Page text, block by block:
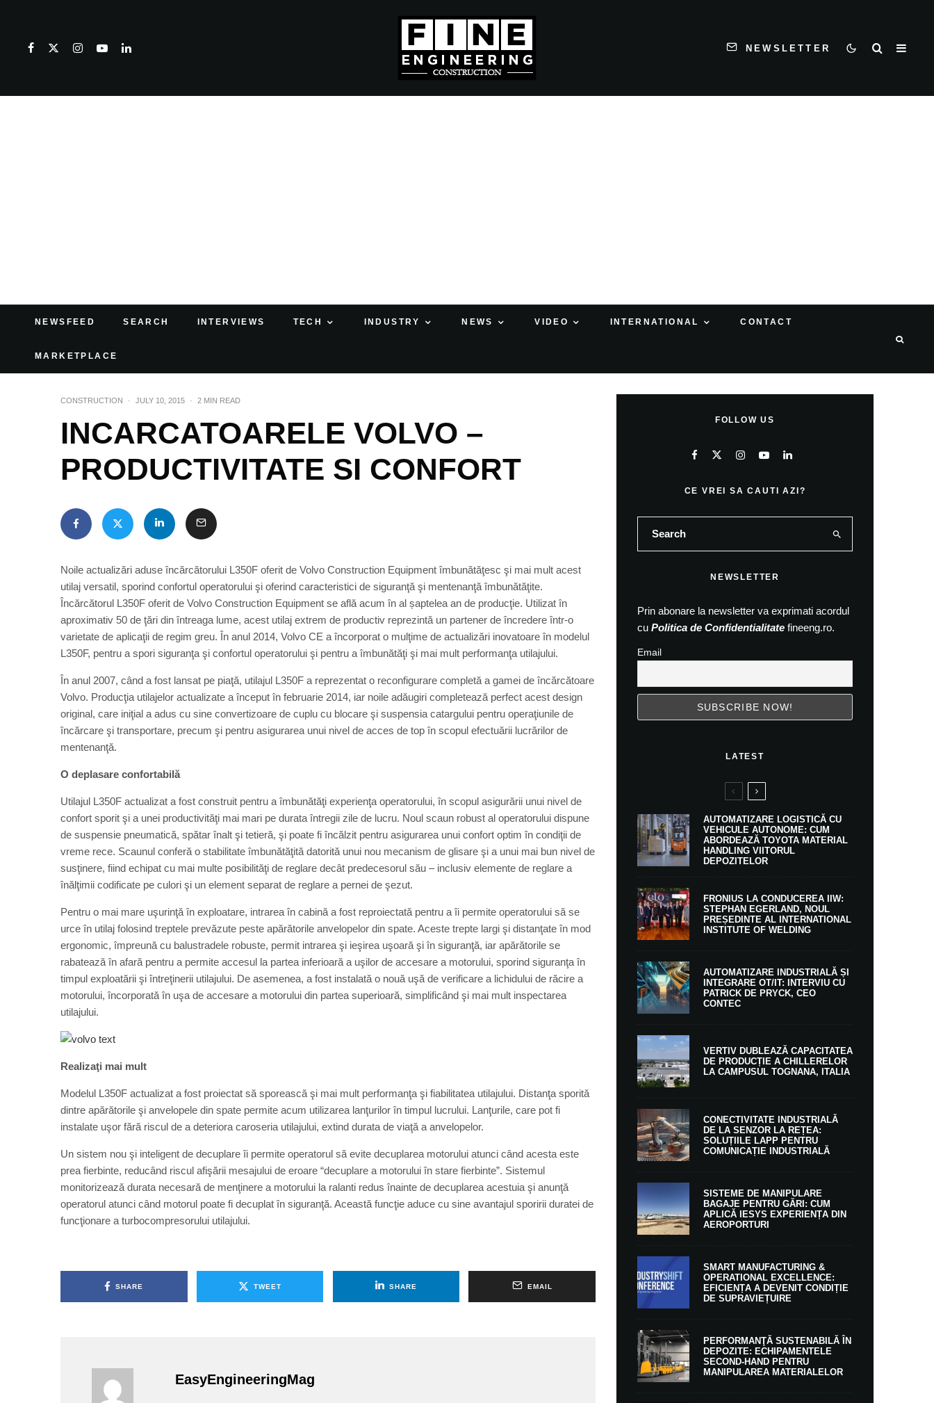
NEWSLETTER
NEWSFEED SEARCH INTERVIEWS TECH INDUSTRY NEWS VIDEO INTERNATIONAL CONTACT
MARKETPLACE
CONSTRUCTION · JULY 10, 2015 · 2 MIN READ
INCARCATOARELE VOLVO –
PRODUCTIVITATE SI CONFORT
Noile actualizări aduse încărcătorului L350F oferit de Volvo Construction Equipment îmbunătăţesc şi mai mult acest
utilaj versatil, sporind confortul operatorului şi oferind caracteristici de siguranţă şi mentenanţă îmbunătăţite.
Încărcătorul L350F oferit de Volvo Construction Equipment se află acum în al șaptelea an de producţie. Utilizat în
aproximativ 50 de ţări din întreaga lume, acest utilaj extrem de productiv reprezintă un partener de încredere într-o
varietate de aplicaţii de regim greu. În anul 2014, Volvo CE a încorporat o mulţime de actualizări inovatoare în modelul
L350F, pentru a spori siguranţa şi confortul operatorului şi pentru a îmbunătăţi şi mai mult performanţa utilajului.
În anul 2007, când a fost lansat pe piaţă, utilajul L350F a reprezentat o reconfigurare completă a gamei de încărcătoare
Volvo. Producţia utilajelor actualizate a început în februarie 2014, iar noile adăugiri completează perfect acest design
original, care iniţial a adus cu sine convertizoare de cuplu cu blocare şi suspensia catargului pentru operaţiunile de
încărcare şi transportare, precum şi pentru asigurarea unui nivel de acces de top în scopul efectuării lucrărilor de
mentenanţă.
O deplasare confortabilă
Utilajul L350F actualizat a fost construit pentru a îmbunătăţi experienţa operatorului, în scopul asigurării unui nivel de
confort sporit şi a unei productivităţi mai mari pe durata întregii zile de lucru. Noul scaun robust al operatorului dispune
de suspensie pneumatică, spătar înalt şi tetieră, şi poate fi încălzit pentru asigurarea unui confort optim în condiţii de
vreme rece. Scaunul conferă o stabilitate îmbunătăţită datorită unui nou mecanism de glisare şi a unui mai bun nivel de
susţinere, fiind echipat cu mai multe posibilităţi de reglare decât predecesorul său – inclusiv elemente de reglare a
înălţimii codificate pe culori şi un element separat de reglare a pernei de şezut.
Pentru o mai mare uşurinţă în exploatare, intrarea în cabină a fost reproiectată pentru a îi permite operatorului să se
urce în utilaj folosind treptele prevăzute peste apărătorile anvelopelor din spate. Aceste trepte largi şi distanţate în mod
ergonomic, împreună cu balustradele robuste, permit intrarea şi ieşirea uşoară şi în siguranţă, iar apărătorile se
rabatează în afară pentru a permite accesul la partea inferioară a uşilor de accesare a motorului, sporind siguranţa în
timpul exploatării şi întreţinerii utilajului. De asemenea, a fost instalată o nouă uşă de verificare a lichidului de răcire a
motorului, încorporată în uşa de accesare a motorului din partea superioară, simplificând şi mai mult inspectarea
utilajului.
Realizaţi mai mult
Modelul L350F actualizat a fost proiectat să sporească şi mai mult performanţa şi fiabilitatea utilajului. Distanţa sporită
dintre apărătorile şi anvelopele din spate permite acum utilizarea lanţurilor în timpul lucrului. Lanţurile, care pot fi
instalate uşor fără riscul de a deteriora caroseria utilajului, extind durata de viaţă a anvelopelor.
Un sistem nou şi inteligent de decuplare îi permite operatorul să evite decuplarea motorului atunci când acesta este
prea fierbinte, reducând riscul afişării mesajului de eroare “decuplare a motorului în stare fierbinte”. Sistemul
monitorizează durata necesară de menţinere a motorului la ralanti redus înainte de decuplarea acestuia şi anunţă
operatorul atunci când motorul poate fi decuplat în siguranţă. Această funcţie aduce cu sine avantajul sporirii duratei de
funcţionare a turbocompresorului utilajului.
SHARE TWEET SHARE EMAIL
EasyEngineeringMag
FOLLOW US
CE VREI SA CAUTI AZI?
NEWSLETTER
Prin abonare la newsletter va exprimati acordul
cu Politica de Confidentialitate fineeng.ro.
Email
LATEST
AUTOMATIZARE LOGISTICĂ CU
VEHICULE AUTONOME: CUM
ABORDEAZĂ TOYOTA MATERIAL
HANDLING VIITORUL
DEPOZITELOR
FRONIUS LA CONDUCEREA IIW:
STEPHAN EGERLAND, NOUL
PREȘEDINTE AL INTERNATIONAL
INSTITUTE OF WELDING
AUTOMATIZARE INDUSTRIALĂ ȘI
INTEGRARE OT/IT: INTERVIU CU
PATRICK DE PRYCK, CEO
CONTEC
VERTIV DUBLEAZĂ CAPACITATEA
DE PRODUCȚIE A CHILLERELOR
LA CAMPUSUL TOGNANA, ITALIA
CONECTIVITATE INDUSTRIALĂ
DE LA SENZOR LA REȚEA:
SOLUȚIILE LAPP PENTRU
COMUNICAȚIE INDUSTRIALĂ
SISTEME DE MANIPULARE
BAGAJE PENTRU GĂRI: CUM
APLICĂ IESYS EXPERIENȚA DIN
AEROPORTURI
SMART MANUFACTURING &
OPERATIONAL EXCELLENCE:
EFICIENȚA A DEVENIT CONDIȚIE
DE SUPRAVIEȚUIRE
PERFORMANŢĂ SUSTENABILĂ ÎN
DEPOZITE: ECHIPAMENTELE
SECOND-HAND PENTRU
MANIPULAREA MATERIALELOR